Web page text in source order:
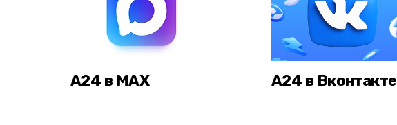
А24 в MAX А24 в Вконтакте